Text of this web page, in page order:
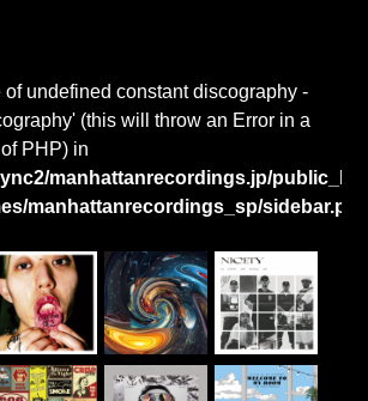
of undefined constant discography -
(this will throw an Error in a
PHP) in
manhattanrecordings.jp/
manhattanrecordings_sp/